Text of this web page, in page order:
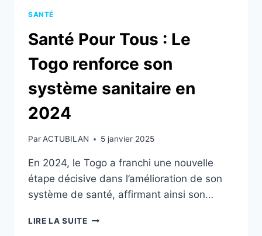
SANTÉ
Santé Pour Tous : Le
Togo renforce son
système sanitaire en
2024
ParACTUBILAN 5 janvier 2025
En 2024, le Togo a franchi une nouvelle
étape décisive dans l’amélioration de son
système de santé, affirmant ainsi son…
LIRE LA SUITESANTÉ